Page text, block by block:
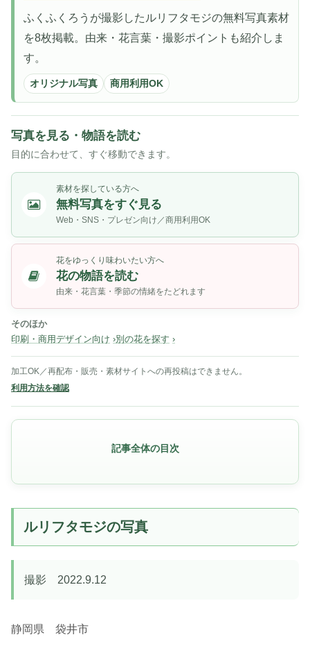
ふくふくろうが撮影したルリフタモジの無料写真素材
を8枚掲載。由来・花言葉・撮影ポイントも紹介しま
す。
オリジナル写真 商用利用OK
写真を見る・物語を読む
目的に合わせて、すぐ移動できます。
素材を探している方へ
無料写真をすぐ見る
Web・SNS・プレゼン向け／商用利用OK
花をゆっくり味わいたい方へ
花の物語を読む
由来・花言葉・季節の情緒をたどれます
そのほか
印刷・商用デザイン向け
別の花を探す
加工OK／再配布・販売・素材サイトへの再投稿はできません。
利用方法を確認
記事全体の目次
ルリフタモジの写真
撮影 2022.9.12
静岡県 袋井市